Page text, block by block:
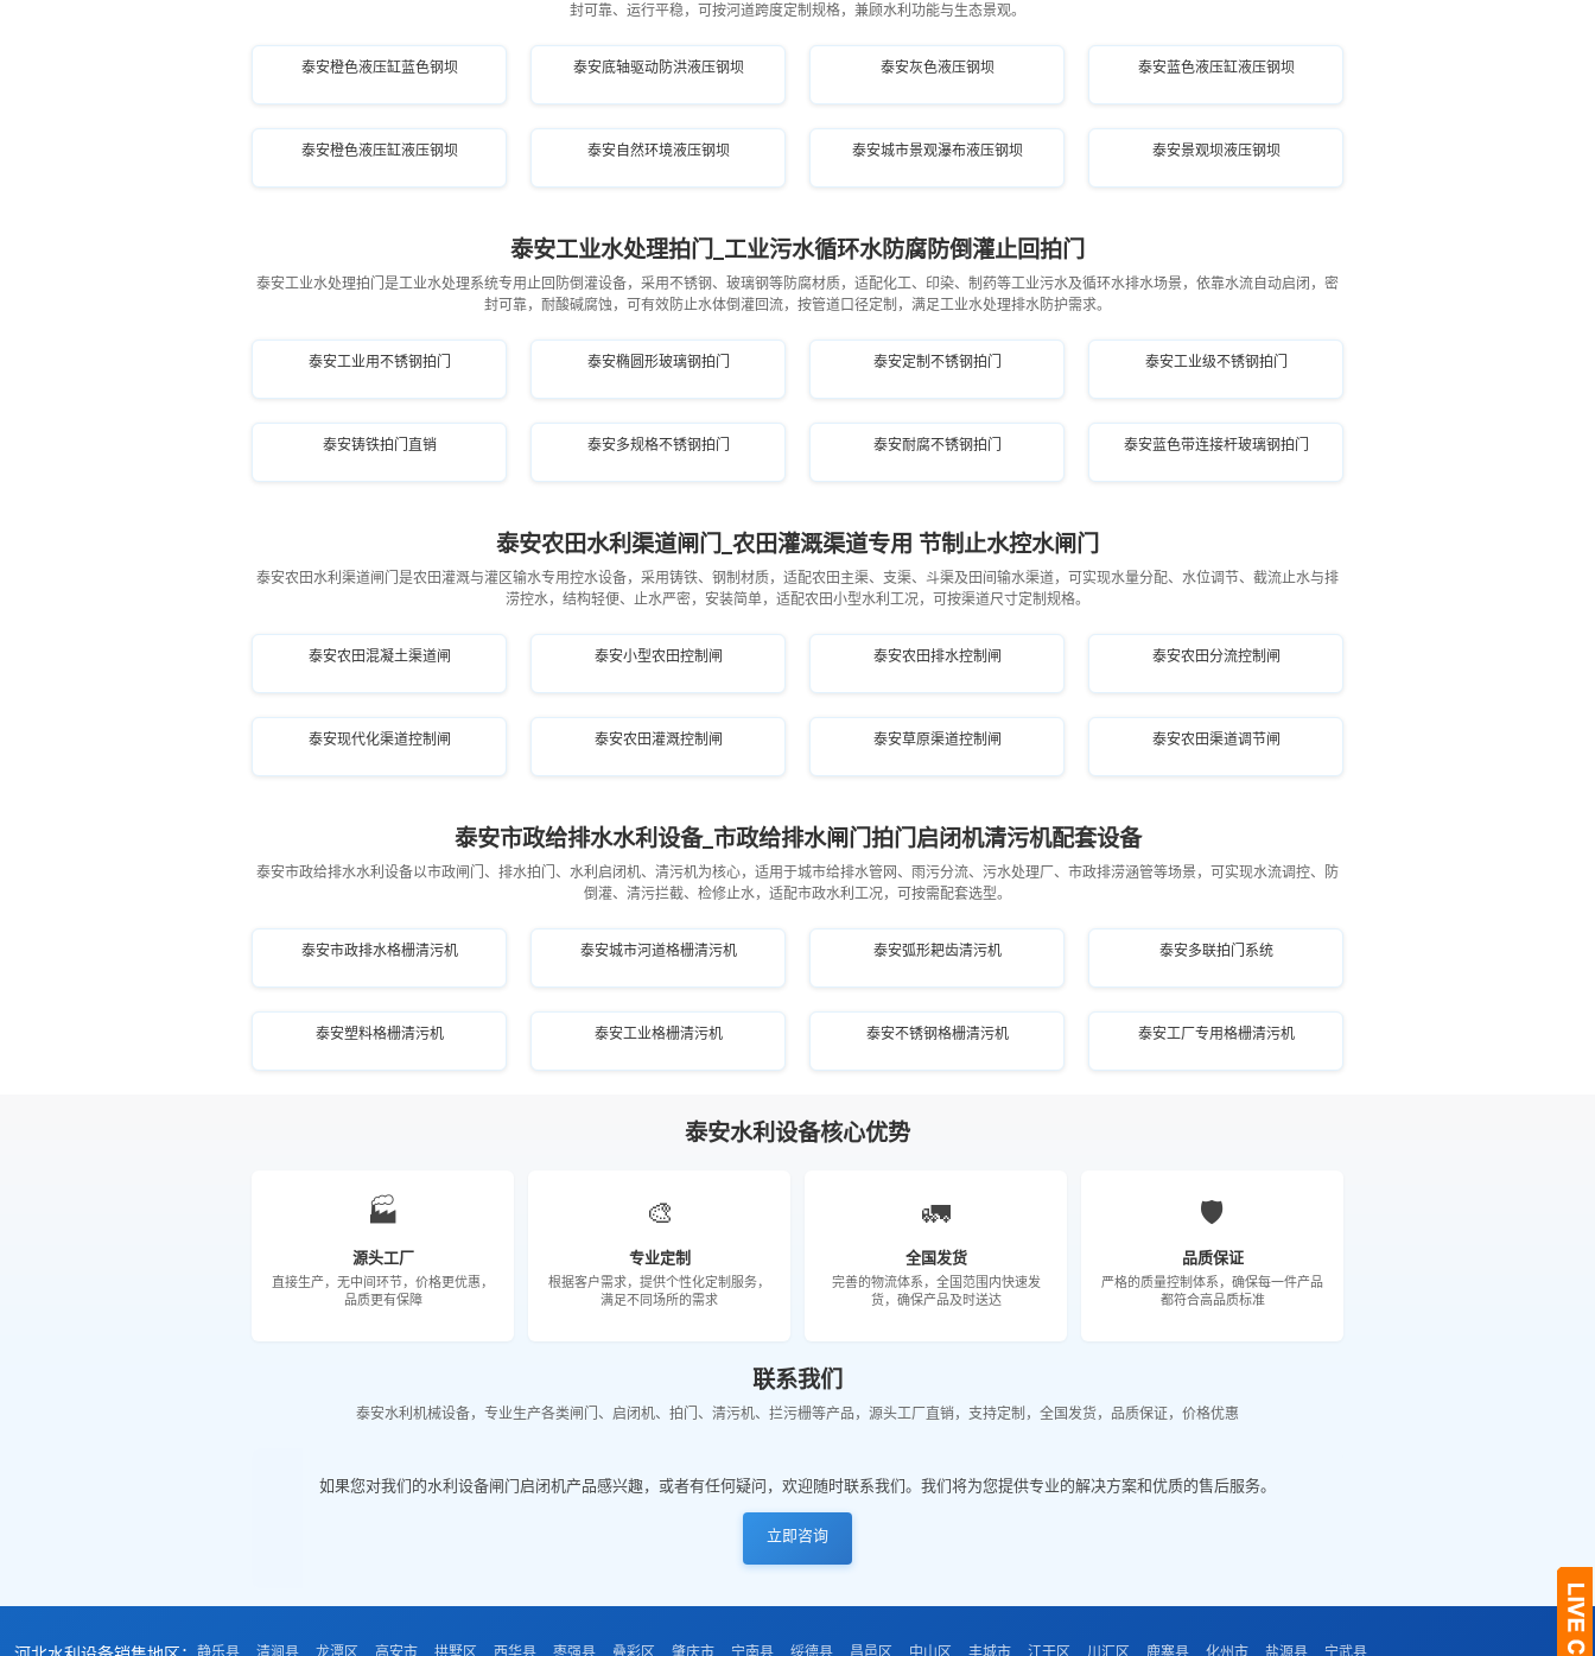
封可靠、运行平稳，可按河道跨度定制规格，兼顾水利功能与生态景观。
泰安橙色液压缸蓝色钢坝 泰安底轴驱动防洪液压钢坝 泰安灰色液压钢坝 泰安蓝色液压缸液压钢坝
泰安橙色液压缸液压钢坝 泰安自然环境液压钢坝 泰安城市景观瀑布液压钢坝 泰安景观坝液压钢坝
泰安工业水处理拍门_工业污水循环水防腐防倒灌止回拍门
泰安工业水处理拍门是工业水处理系统专用止回防倒灌设备，采用不锈钢、玻璃钢等防腐材质，适配化工、印染、制药等工业污水及循环水排水场景，依靠水流自动启闭，密
封可靠，耐酸碱腐蚀，可有效防止水体倒灌回流，按管道口径定制，满足工业水处理排水防护需求。
泰安工业用不锈钢拍门 泰安椭圆形玻璃钢拍门 泰安定制不锈钢拍门 泰安工业级不锈钢拍门
泰安铸铁拍门直销 泰安多规格不锈钢拍门 泰安耐腐不锈钢拍门 泰安蓝色带连接杆玻璃钢拍门
泰安农田水利渠道闸门_农田灌溉渠道专用 节制止水控水闸门
泰安农田水利渠道闸门是农田灌溉与灌区输水专用控水设备，采用铸铁、钢制材质，适配农田主渠、支渠、斗渠及田间输水渠道，可实现水量分配、水位调节、截流止水与排
涝控水，结构轻便、止水严密，安装简单，适配农田小型水利工况，可按渠道尺寸定制规格。
泰安农田混凝土渠道闸 泰安小型农田控制闸 泰安农田排水控制闸 泰安农田分流控制闸
泰安现代化渠道控制闸 泰安农田灌溉控制闸 泰安草原渠道控制闸 泰安农田渠道调节闸
泰安市政给排水水利设备_市政给排水闸门拍门启闭机清污机配套设备
泰安市政给排水水利设备以市政闸门、排水拍门、水利启闭机、清污机为核心，适用于城市给排水管网、雨污分流、污水处理厂、市政排涝涵管等场景，可实现水流调控、防
倒灌、清污拦截、检修止水，适配市政水利工况，可按需配套选型。
泰安市政排水格栅清污机 泰安城市河道格栅清污机 泰安弧形耙齿清污机 泰安多联拍门系统
泰安塑料格栅清污机 泰安工业格栅清污机 泰安不锈钢格栅清污机 泰安工厂专用格栅清污机
泰安水利设备核心优势
🏭
源头工厂
直接生产，无中间环节，价格更优惠，
品质更有保障
🎨
专业定制
根据客户需求，提供个性化定制服务，
满足不同场所的需求
🚛
全国发货
完善的物流体系，全国范围内快速发
货，确保产品及时送达
🛡️
品质保证
严格的质量控制体系，确保每一件产品
都符合高品质标准
联系我们
泰安水利机械设备，专业生产各类闸门、启闭机、拍门、清污机、拦污栅等产品，源头工厂直销，支持定制，全国发货，品质保证，价格优惠
如果您对我们的水利设备闸门启闭机产品感兴趣，或者有任何疑问，欢迎随时联系我们。我们将为您提供专业的解决方案和优质的售后服务。
立即咨询
静乐县 清涧县 龙潭区 高安市 拱墅区 西华县 枣强县 叠彩区 肇庆市 宁南县 绥德县 昌邑区 中山区 丰城市 江干区 川汇区 鹿寨县 化州市 盐源县 宁武县